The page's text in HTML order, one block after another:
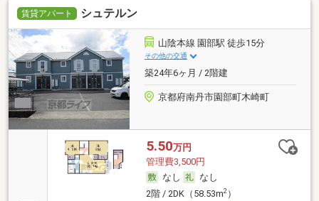
賃貸アパート シュテルン
山陰本線 園部駅 徒歩15分
その他の交通
築24年6ヶ月 / 2階建
京都府南丹市園部町木崎町
5.50万円
管理費3,500円
なし
なし
2階 / 2DK（58.53m2）